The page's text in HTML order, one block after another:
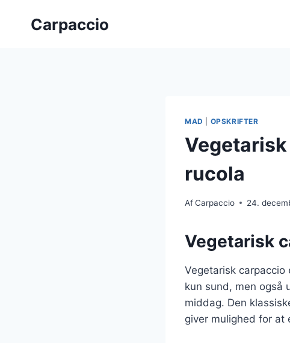
Carpaccio
MAD OPSKRIFTER
rucola
AfCarpaccio 24.
Vegetarisk
Vegetarisk
kun sund, men også
middag. Den
giver mulighed for at